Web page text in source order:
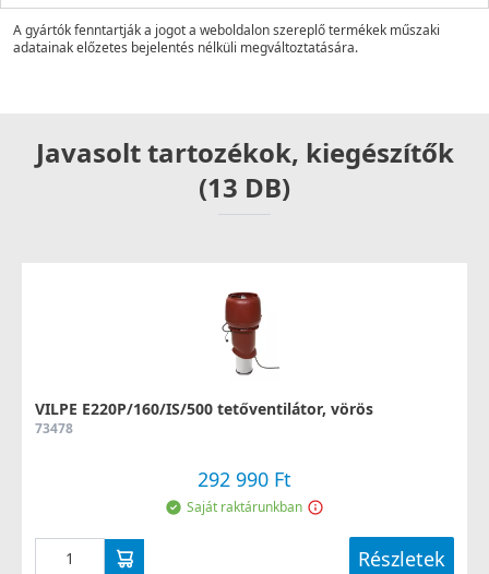
A gyártók fenntartják a jogot a weboldalon szereplő termékek műszaki
adatainak előzetes bejelentés nélküli megváltoztatására.
Javasolt tartozékok, kiegészítők
(13 DB)
VILPE E220P/160/IS/500 tetőventilátor, vörös
73478
292 990 Ft
Saját raktárunkban
Részletek